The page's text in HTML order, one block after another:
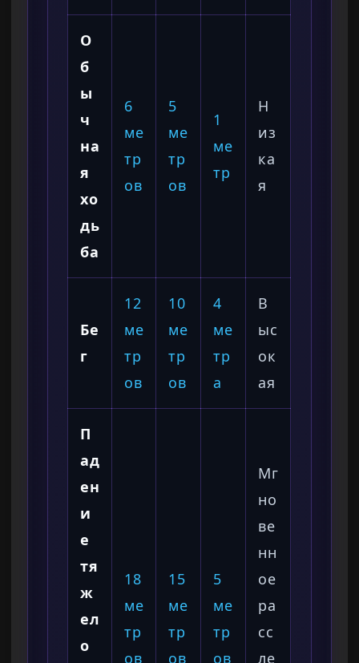
О
б
ы
ч
на
я
хо
дь
ба
6
ме
тр
ов
5
ме
тр
ов
1
ме
тр
Н
из
ка
я
Бе
г
12
ме
тр
ов
10
ме
тр
ов
4
ме
тр
а
В
ыс
ок
ая
П
ад
ен
и
е
тя
ж
ел
о
18
ме
тр
ов
15
ме
тр
ов
5
ме
тр
ов
Мг
но
ве
нн
ое
ра
сс
ле